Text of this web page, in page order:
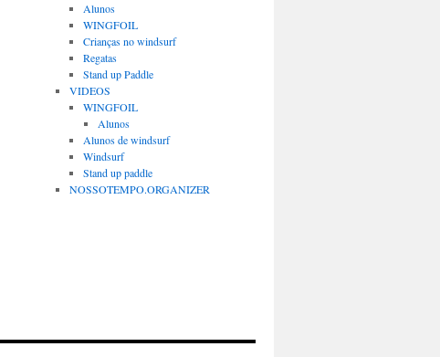
Alunos
WINGFOIL
Crianças no windsurf
Regatas
Stand up Paddle
VIDEOS
WINGFOIL
Alunos
Alunos de windsurf
Windsurf
Stand up paddle
NOSSOTEMPO.ORGANIZER